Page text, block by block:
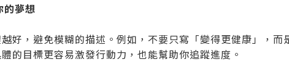
的夢想
好，避免模糊的描述。例如，不要只寫「變得更健康」，
的目標更容易激發行動力，也能幫助你追蹤進度。